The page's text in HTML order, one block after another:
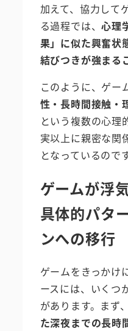
加えて、協力して
る過程では、心理
果」に似た興奮状
結びつきが強まる
このように、ゲー
性・長時間接触・
という複数の心理
実以上に親密な関
となっているのです
ゲームが浮
具体的パタ
ンへの移行
ゲームをきっかけ
ースには、いくつ
があります。まず、
た深夜までの長時